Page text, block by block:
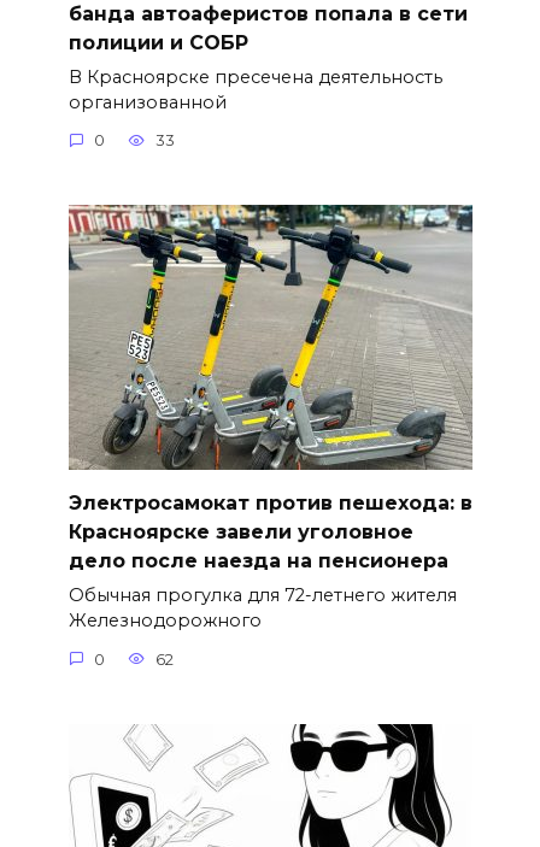
банда автоаферистов попала в сети
полиции и СОБР
В Красноярске пресечена деятельность
организованной
0 33
Электросамокат против пешехода: в
Красноярске завели уголовное
дело после наезда на пенсионера
Обычная прогулка для 72-летнего жителя
Железнодорожного
0 62